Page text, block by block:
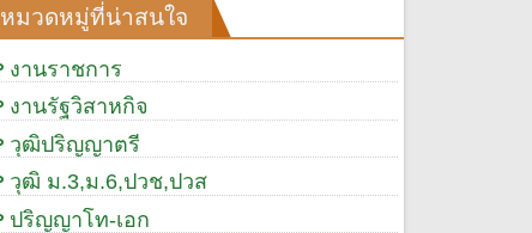
หมวดหมู่ที่น่าสนใจ
งานราชการ
งานรัฐวิสาหกิจ
วุฒิปริญญาตรี
วุฒิ ม.3,ม.6,ปวช,ปวส
ปริญญาโท-เอก